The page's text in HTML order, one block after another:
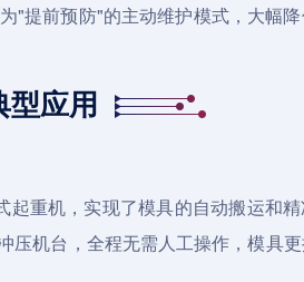
"提前预防"的主动维护模式，大幅
型应用
起重机 ，实现了模具的自动搬运和
压机台，全程无需人工操作，模具